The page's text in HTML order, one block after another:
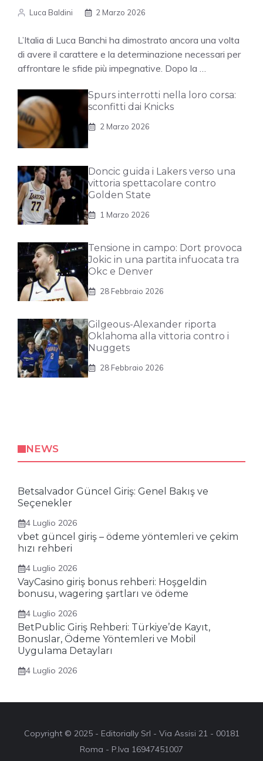
Luca Baldini 2 Marzo 2026
L’Italia di Luca Banchi ha dimostrato ancora una volta
di avere il carattere e la determinazione necessari per
affrontare le sfide più impegnative. Dopo la …
Spurs interrotti nella loro corsa:
sconfitti dai Knicks
2 Marzo 2026
Doncic guida i Lakers verso una
vittoria spettacolare contro
Golden State
1 Marzo 2026
Tensione in campo: Dort provoca
Jokic in una partita infuocata tra
Okc e Denver
28 Febbraio 2026
Gilgeous-Alexander riporta
Oklahoma alla vittoria contro i
Nuggets
28 Febbraio 2026
NEWS
Betsalvador Güncel Giriş: Genel Bakış ve
Seçenekler
4 Luglio 2026
vbet güncel giriş – ödeme yöntemleri ve çekim
hızı rehberi
4 Luglio 2026
VayCasino giriş bonus rehberi: Hoşgeldin
bonusu, wagering şartları ve ödeme
4 Luglio 2026
BetPublic Giriş Rehberi: Türkiye’de Kayıt,
Bonuslar, Ödeme Yöntemleri ve Mobil
Uygulama Detayları
4 Luglio 2026
Copyright © 2025 - Editorially Srl - Via Assisi 21 - 00181
Roma - P.Iva 16947451007